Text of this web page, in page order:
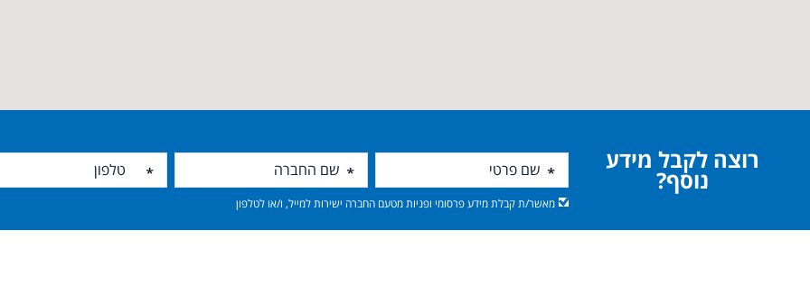
רוצה לקבל מידע
נוסף?
מאשר/ת קבלת מידע פרסומי ופניות מטעם החברה ישירות למייל, ו/או לטלפון